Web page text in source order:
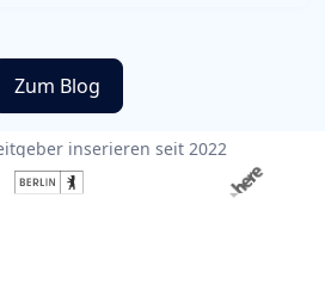
Zum Blog
inserieren seit 2022